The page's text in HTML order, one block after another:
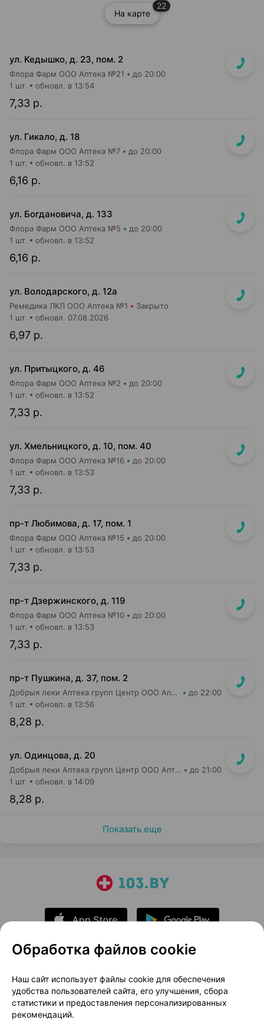
На карте
22
ул. Кедышко, д. 23, пом. 2
Флора Фарм ООО Аптека №21 до 20:00
7,33 р.
1 шт. обновл. в 13:54
ул. Гикало, д. 18
Флора Фарм ООО Аптека №7 до 20:00
6,16 р.
1 шт. обновл. в 13:52
ул. Богдановича, д. 133
Флора Фарм ООО Аптека №5 до 20:00
6,16 р.
1 шт. обновл. в 13:52
ул. Володарского, д. 12а
Ремедика ЛКЛ ООО Аптека №1 Закрыто
6,97 р.
1 шт. обновл. 07.08.2026
ул. Притыцкого, д. 46
Флора Фарм ООО Аптека №2 до 20:00
7,33 р.
1 шт. обновл. в 13:52
ул. Хмельницкого, д. 10, пом. 40
Флора Фарм ООО Аптека №16 до 20:00
7,33 р.
1 шт. обновл. в 13:53
пр-т Любимова, д. 17, пом. 1
Флора Фарм ООО Аптека №15 до 20:00
7,33 р.
1 шт. обновл. в 13:53
пр-т Дзержинского, д. 119
Флора Фарм ООО Аптека №10 до 20:00
7,33 р.
1 шт. обновл. в 13:53
пр-т Пушкина, д. 37, пом. 2
Добрыя леки Аптека групп Центр ООО Аптека №98 до 22:00
8,28 р.
1 шт. обновл. в 13:56
ул. Одинцова, д. 20
Добрыя леки Аптека групп Центр ООО Аптека №75 до 21:00
8,28 р.
1 шт. обновл. в 14:09
Показать еще
О проекте
Новости проекта
Размещение рекламы
Медицинский маркетинг
Публичный договор
Доставка
Обработка файлов cookie
Наш сайт использует файлы cookie для обеспечения
удобства пользователей сайта, его улучшения, сбора
статистики и предоставления персонализированных
рекомендаций.